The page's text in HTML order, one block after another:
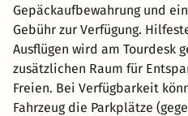
Gepäckaufbewahrung und
Gebühr zur Verfügung.
Ausflügen wird am Tourdesk
zusätzlichen Raum für
Freien. Bei Verfügbarkeit
Fahrzeug die Parkplätze